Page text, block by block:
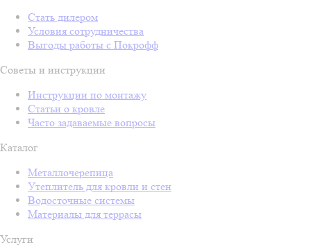
Стать дилером
Условия сотрудничества
Выгоды работы с Покрофф
Советы и инструкции
Инструкции по монтажу
Статьи о кровле
Часто задаваемые вопросы
Каталог
Металлочерепица
Утеплитель для кровли и стен
Водосточные системы
Материалы для террасы
Услуги